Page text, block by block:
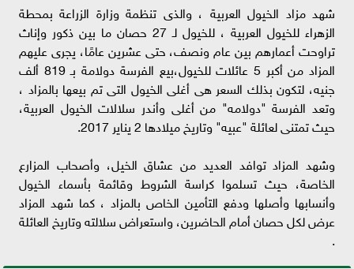
شهد مزاد الخيول العربية ، والذى تنظمة وزارة الزراعة بمحطة
الزهراء للخيول العربية ، للخيول لـ 27 حصان ما بين ذكور وإناث
تراوحت أعمارهم بين عام ونصف، حتى عشرين عامًا، يجرى عليهم
المزاد من أكبر 5 عائلات للخيول،بيع الفرسة دولامة بـ 819 ألف
جنيه، لتكون بذلك السعر هى أغلى الخيول التى تم بيعها بالمزاد ،
وتعد الفرسة "دولامه" من أغلى وأندر سلالات الخيول العربية،
حيث تمتنى لعائلة "عبيه" وتاريخ ميلادها 2 يناير 2017.
وشهد المزاد توافد العديد من عشاق الخيل، وأصحاب المزارع
الخاصة، حيث تسلموا كراسة الشروط وقائمة بأسماء الخيول
وأنسابها وأصلها ودفع التأمين الخاص بالمزاد ، كما شهد المزاد
عرض لكل حصان أمام الحاضرين، واستعراض سلالته وتاريخ العائلة
.